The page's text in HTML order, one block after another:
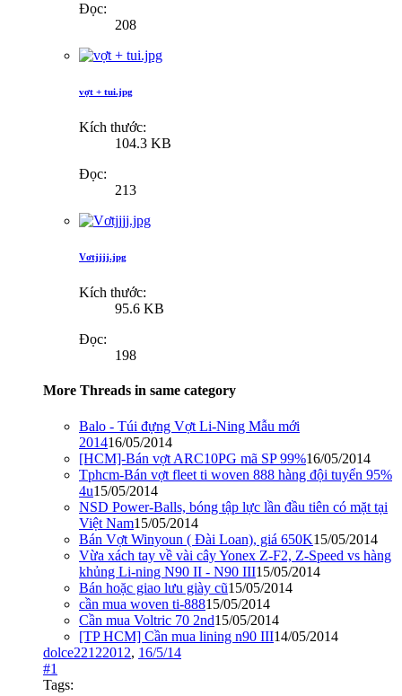
Đọc:
208
vợt + tui.jpg
Kích thước:
104.3 KB
Đọc:
213
Vơtjjjj.jpg
Kích thước:
95.6 KB
Đọc:
198
More Threads in same category
Balo - Túi đựng Vợt Li-Ning Mẫu mới
201416/05/2014
[HCM]-Bán vợt ARC10PG mã SP 99%16/05/2014
Tphcm-Bán vợt fleet ti woven 888 hàng đội tuyển 95%
4u15/05/2014
NSD Power-Balls, bóng tập lực lần đầu tiên có mặt tại
Việt Nam15/05/2014
Bán Vợt Winyoun ( Đài Loan), giá 650K15/05/2014
Vừa xách tay về vài cây Yonex Z-F2, Z-Speed vs hàng
khủng Li-ning N90 II - N90 III15/05/2014
Bán hoặc giao lưu giày cũ15/05/2014
cần mua woven ti-88815/05/2014
Cần mua Voltric 70 2nd15/05/2014
[TP HCM] Cần mua lining n90 III14/05/2014
dolce22122012, 16/5/14
#1
Tags: